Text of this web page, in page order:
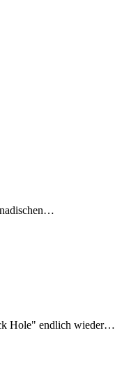
Hole" endlich wieder…